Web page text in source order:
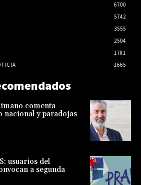
6700
5742
3555
2504
1781
1665
comenta
nacional y paradojas
usuarios del
a segunda